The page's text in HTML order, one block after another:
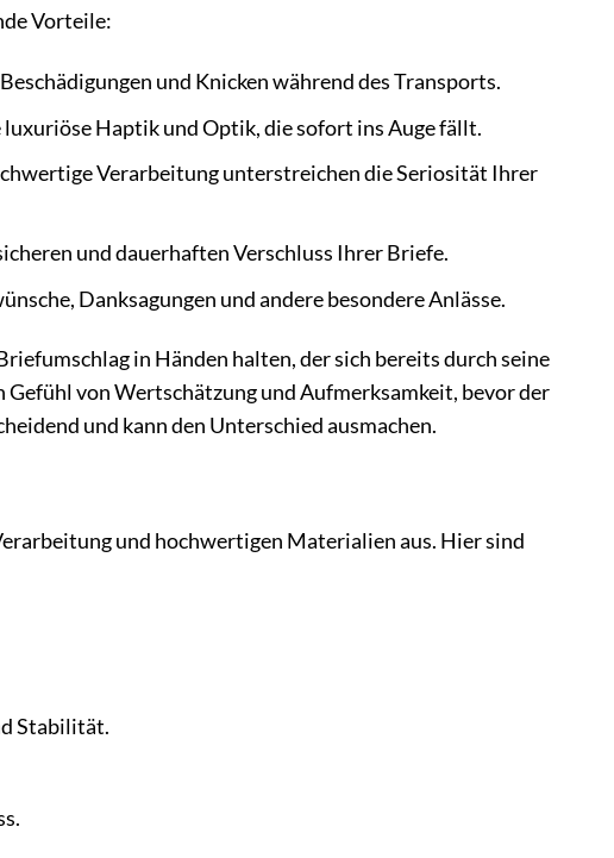
Vorteile:
und Knicken während des Transports.
Haptik und Optik, die sofort ins Auge fällt.
Verarbeitung unterstreichen die Seriosität Ihrer
und dauerhaften Verschluss Ihrer Briefe.
Danksagungen und andere besondere Anlässe.
in Händen halten, der sich bereits durch seine
von Wertschätzung und Aufmerksamkeit, bevor der
und kann den Unterschied ausmachen.
und hochwertigen Materialien aus. Hier sind
Stabilität.